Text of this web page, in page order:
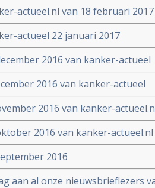
actueel.nl van 18 februari 2017
actueel 22 januari 2017
2016 van kanker-actueel
2016 van kanker-actueel
2016 van kanker-
2016 van kanker-actueel.nl
2016
aan al onze nieuwsbrieflezers